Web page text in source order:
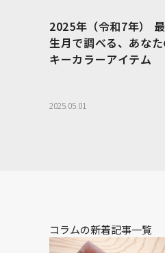
トートバッグ
ボディバッグ
2025年（令和7年）
生月で調べる、あな
キーカラーアイテム
2025.05.01
コラムの新着記事一覧